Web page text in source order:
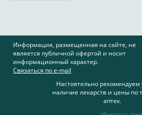
Информация, размещенная на сайте, не
является публичной офертой и носит
информационный характер.
Связаться по e-mail
Настоятельно рекомендуем
наличие лекарств и цены по
аптек.